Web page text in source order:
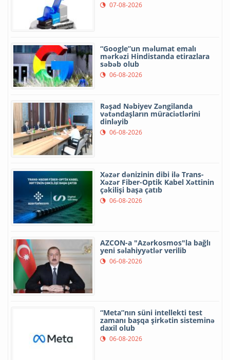
07-08-2026
“Google”un məlumat emalı
mərkəzi Hindistanda etirazlara
səbəb olub
06-08-2026
Rəşad Nəbiyev Zəngilanda
vətəndaşların müraciətlərini
dinləyib
06-08-2026
Xəzər dənizinin dibi ilə Trans-
Xəzər Fiber-Optik Kabel Xəttinin
çəkilişi başa çatıb
06-08-2026
AZCON-a "Azərkosmos"la bağlı
yeni səlahiyyətlər verilib
06-08-2026
“Meta”nın süni intellekti test
zamanı başqa şirkətin sisteminə
daxil olub
06-08-2026